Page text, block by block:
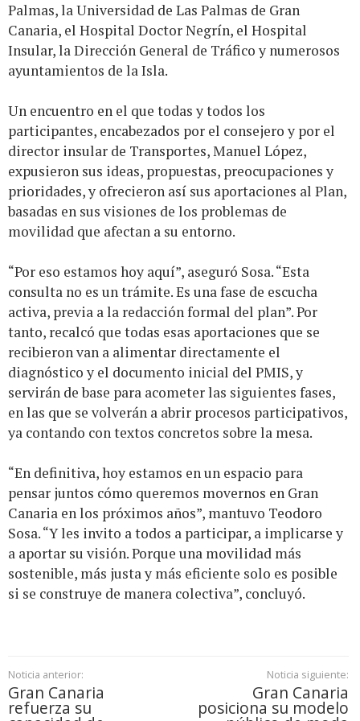
Palmas, la Universidad de Las Palmas de Gran
Canaria, el Hospital Doctor Negrín, el Hospital
Insular, la Dirección General de Tráfico y numerosos
ayuntamientos de la Isla.
Un encuentro en el que todas y todos los
participantes, encabezados por el consejero y por el
director insular de Transportes, Manuel López,
expusieron sus ideas, propuestas, preocupaciones y
prioridades, y ofrecieron así sus aportaciones al Plan,
basadas en sus visiones de los problemas de
movilidad que afectan a su entorno.
“Por eso estamos hoy aquí”, aseguró Sosa. “Esta
consulta no es un trámite. Es una fase de escucha
activa, previa a la redacción formal del plan”. Por
tanto, recalcó que todas esas aportaciones que se
recibieron van a alimentar directamente el
diagnóstico y el documento inicial del PMIS, y
servirán de base para acometer las siguientes fases,
en las que se volverán a abrir procesos participativos,
ya contando con textos concretos sobre la mesa.
“En definitiva, hoy estamos en un espacio para
pensar juntos cómo queremos movernos en Gran
Canaria en los próximos años”, mantuvo Teodoro
Sosa. “Y les invito a todos a participar, a implicarse y
a aportar su visión. Porque una movilidad más
sostenible, más justa y más eficiente solo es posible
si se construye de manera colectiva”, concluyó.
Noticia anterior:
Gran Canaria
refuerza su
Noticia siguiente:
Gran Canaria
posiciona su modelo